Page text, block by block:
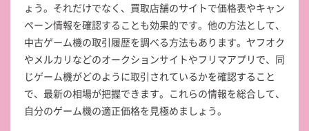
ょう。それだけでなく、買取店舗のサイトで価格表やキャン
ペーン情報を確認することも効果的です。他の方法として、
中古ゲーム機の取引履歴を調べる方法もあります。ヤフオク
やメルカリなどのオークションサイトやフリマアプリで、同
じゲーム機がどのように取引されているかを確認すること
で、最新の相場が把握できます。これらの情報を総合して、
自分のゲーム機の適正価格を見極めましょう。